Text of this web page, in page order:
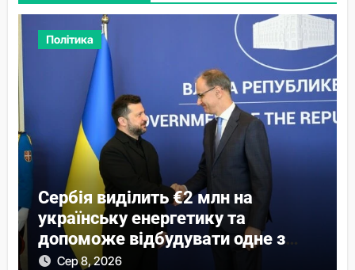
Політика
Сербія виділить €2 млн на
українську енергетику та
допоможе відбудувати одне з
містСер 8, 2026